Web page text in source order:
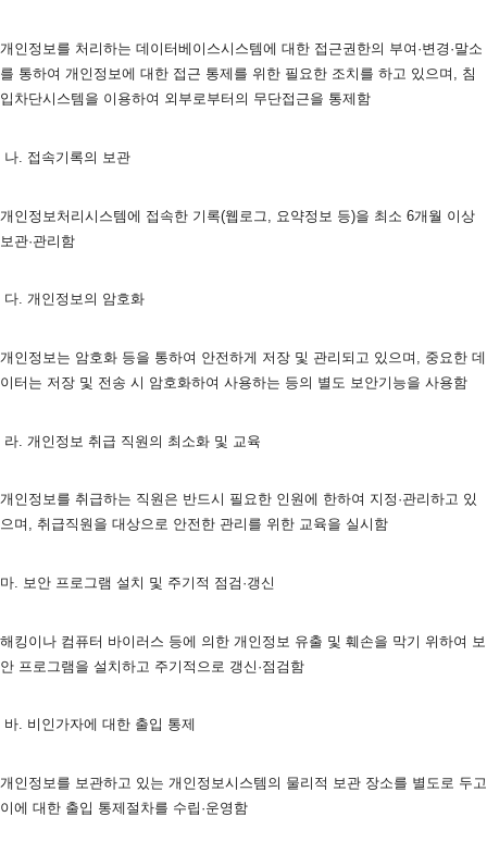
개인정보를 처리하는 데이터베이스시스템에 대한 접근권한의 부여·변경·말소
를 통하여 개인정보에 대한 접근 통제를 위한 필요한 조치를 하고 있으며, 침
입차단시스템을 이용하여 외부로부터의 무단접근을 통제함
나. 접속기록의 보관
개인정보처리시스템에 접속한 기록(웹로그, 요약정보 등)을 최소 6개월 이상
보관·관리함
다. 개인정보의 암호화
개인정보는 암호화 등을 통하여 안전하게 저장 및 관리되고 있으며, 중요한 데
이터는 저장 및 전송 시 암호화하여 사용하는 등의 별도 보안기능을 사용함
라. 개인정보 취급 직원의 최소화 및 교육
개인정보를 취급하는 직원은 반드시 필요한 인원에 한하여 지정·관리하고 있
으며, 취급직원을 대상으로 안전한 관리를 위한 교육을 실시함
마. 보안 프로그램 설치 및 주기적 점검·갱신
해킹이나 컴퓨터 바이러스 등에 의한 개인정보 유출 및 훼손을 막기 위하여 보
안 프로그램을 설치하고 주기적으로 갱신·점검함
바. 비인가자에 대한 출입 통제
개인정보를 보관하고 있는 개인정보시스템의 물리적 보관 장소를 별도로 두고
이에 대한 출입 통제절차를 수립·운영함